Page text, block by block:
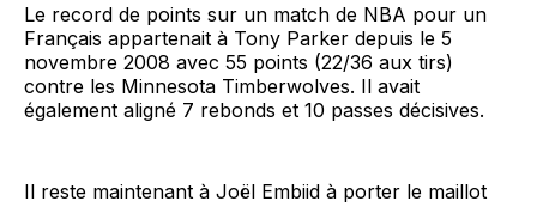
Le record de points sur un match de NBA pour un
Français appartenait à Tony Parker depuis le 5
novembre 2008 avec 55 points (22/36 aux tirs)
contre les Minnesota Timberwolves. Il avait
également aligné 7 rebonds et 10 passes décisives.
Il reste maintenant à Joël Embiid à porter le maillot